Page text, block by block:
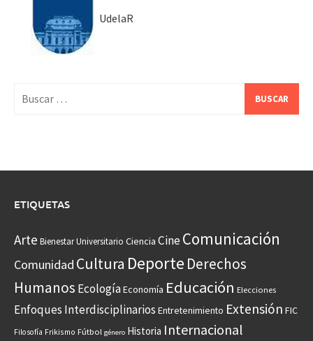
UdelaR
ETIQUETAS
Arte Bienestar Universitario Ciencia CineComunicación
Comunidad Cultura Deporte Derechos
Humanos EcologíaEconomía Educación Elecciones
Enfoques Interdisciplinarios Entretenimiento Extensión FIC
Filosofía Frikismo Fútbol género Historia Internacional